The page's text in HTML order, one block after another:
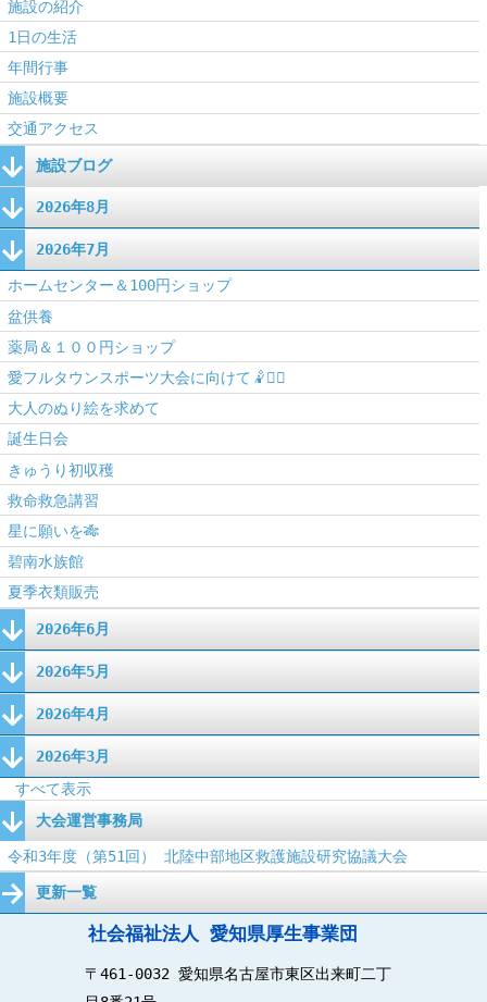
施設の紹介
1日の生活
年間行事
施設概要
交通アクセス
施設ブログ
2026年8月
2026年7月
ホームセンター＆100円ショップ
盆供養
薬局＆１００円ショップ
愛フルタウンスポーツ大会に向けて🤾🤾‍♀️
大人のぬり絵を求めて
誕生日会
きゅうり初収穫
救命救急講習
星に願いを🎋
碧南水族館
夏季衣類販売
2026年6月
2026年5月
2026年4月
2026年3月
すべて表示
大会運営事務局
令和3年度（第51回） 北陸中部地区救護施設研究協議大会
更新一覧
社会福祉法人 愛知県厚生事業団
〒461-0032 愛知県名古屋市東区出来町二丁